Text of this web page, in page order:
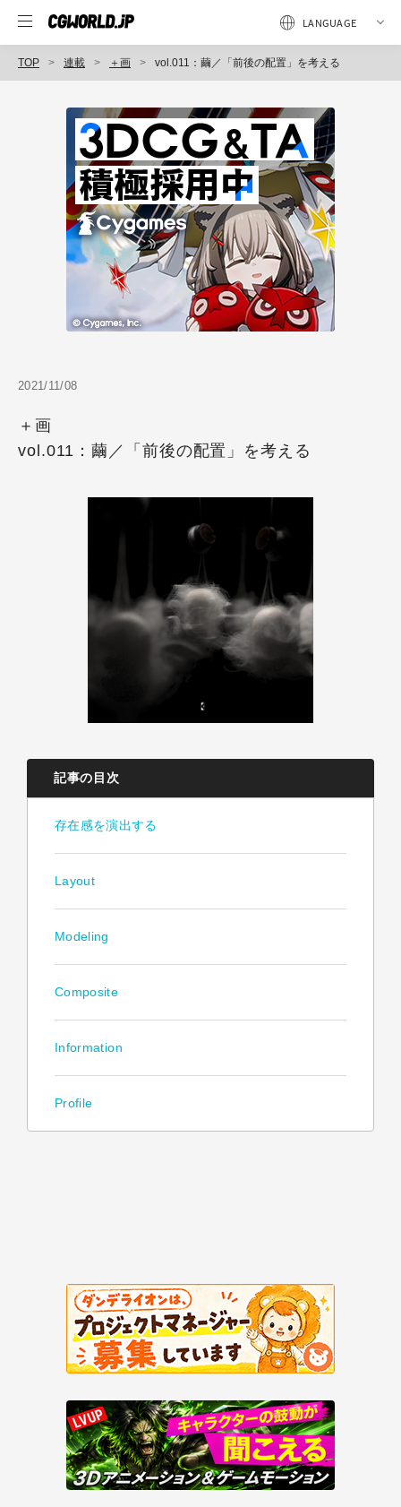
TOP 連載 ＋画 vol.011：繭／「前後の配置」を考える
2021/11/08
＋画
vol.011：繭／「前後の配置」を考える
記事の目次
存在感を演出する
Layout
Modeling
Composite
Information
Profile